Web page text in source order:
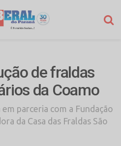
de fraldas
da Coamo
parceria com a Fundação
da Casa das Fraldas São